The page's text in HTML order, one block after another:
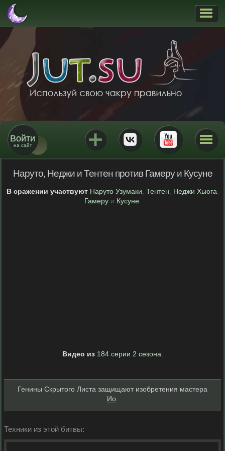
Войти
на сайт
Наруто, Неджи и Тентен против Гамеру и Кусуне
В сражении участвуют Наруто Узумаки Тентен Неджи Хьюга
Гамеруи Кусуне.
Видео из 184 серии 2 сезона
Генины Скрытого Листа защищают изобретения мастера
Ио
Техники из этой битвы: